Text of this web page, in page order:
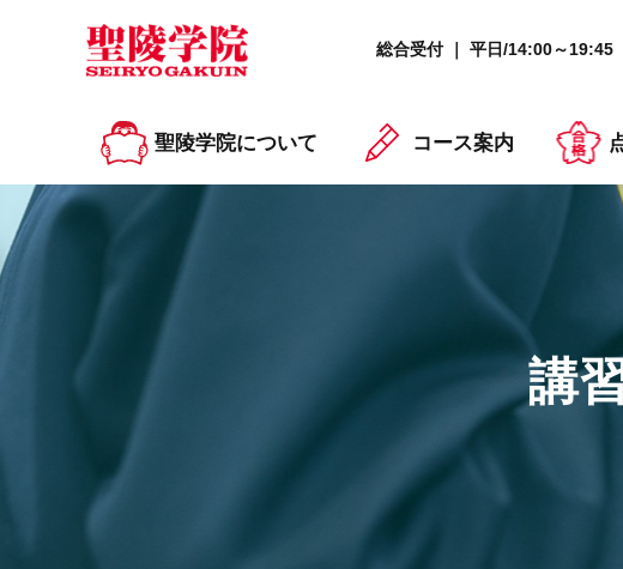
総合受付 ｜ 平日/14:00～
聖陵学院について コース案内
講